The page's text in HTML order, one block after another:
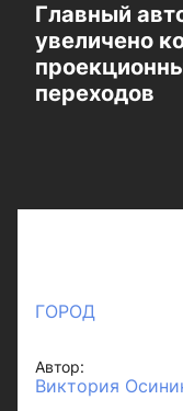
Главный
увеличено
переходов
ГОРОД
Автор:
Виктория